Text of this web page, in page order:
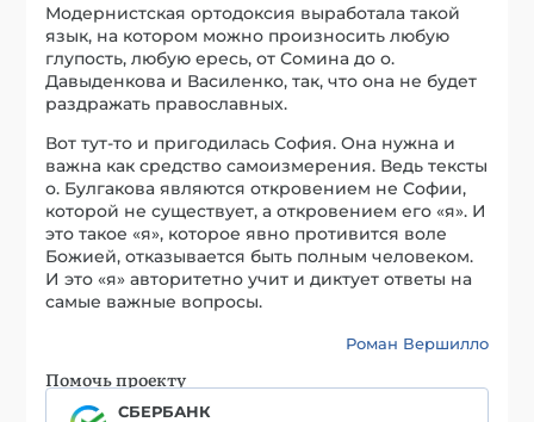
Модернистская ортодоксия выработала такой
язык, на котором можно произносить любую
глупость, любую ересь, от Сомина до о.
Давыденкова и Василенко, так, что она не будет
раздражать православных.
Вот тут-то и пригодилась София. Она нужна и
важна как средство самоизмерения. Ведь тексты
о. Булгакова являются откровением не Софии,
которой не существует, а откровением его «я». И
это такое «я», которое явно противится воле
Божией, отказывается быть полным человеком.
И это «я» авторитетно учит и диктует ответы на
самые важные вопросы.
Роман Вершилло
Помочь проекту
СБЕРБАНК